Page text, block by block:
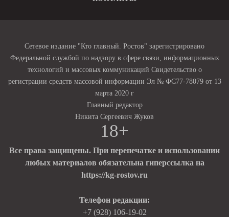
Сетевое издание "Кто главный. Ростов" зарегистрировано
Федеральной службой по надзору в сфере связи, информационных
технологий и массовых коммуникаций Свидетельство о
регистрации средств массовой информации Эл № ФС77-78079 от 13
марта 2020 г
Главный редактор
Никита Сергеевич Жуков
18+
Все права защищены. При перепечатке и использовании
любых материалов обязательна гиперссылка на
https://kg-rostov.ru
Телефон редакции:
+7 (928) 106-19-02